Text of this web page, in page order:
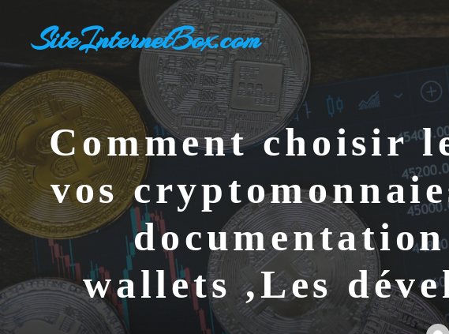
contenuSiteInternetBox.com
Comment choisir
vos
wallets ,Les